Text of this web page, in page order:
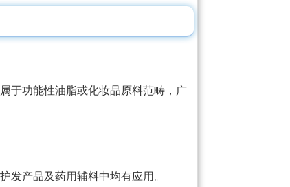
于功能性油脂或化妆品原料范畴，广
发产品及药用辅料中均有应用。